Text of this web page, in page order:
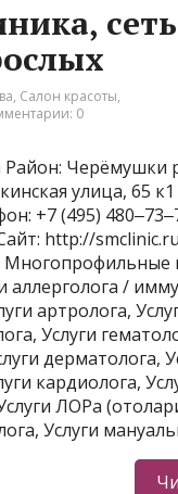
, Салон красоты,
0
Район: Черёмушки
улица, 65
+7 (495)
http://
Многопрофильные
аллерголога /
артролога,
Услуги
дерматолога,
кардиолога,
ЛОРа
Услуги